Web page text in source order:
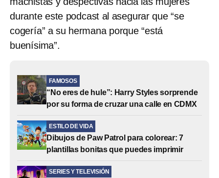
durante este podcast al asegurar que “se
cogería” a su hermana porque “está
buenísima”.
FAMOSOS
“No eres de hule”: Harry Styles sorprende
por su forma de cruzar una calle en CDMX
ESTILO DE VIDA
Dibujos de Paw Patrol para colorear: 7
plantillas bonitas que puedes imprimir
SERIES Y TELEVISIÓN